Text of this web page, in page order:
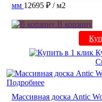
мм 12695 ₽ / м2
В корзину
Подробнее
Массивная доска Antic